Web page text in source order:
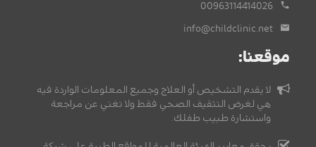
00963114414026
info@childclinic.net
موقعنا:
لا يقدم التشخيص أو العلاج وجميع المعلومات الواردة فيه
هي لغرض التثقيف الصحي فقط ولا تغني عن مراجعة
واستشارة طبيب طفلك.